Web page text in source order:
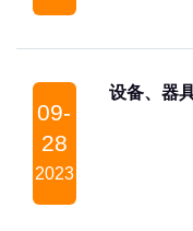
09-
28
2023
设备、器